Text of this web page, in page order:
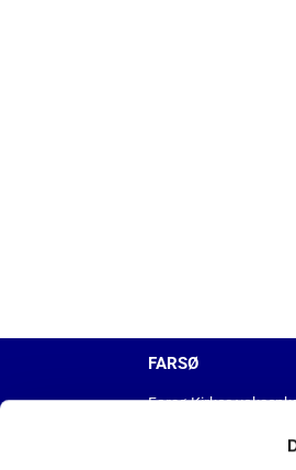
FARSØ
Farsø Kirkes